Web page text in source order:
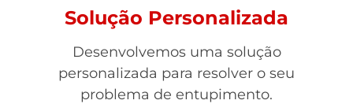
Solução Personalizada
Desenvolvemos uma solução
personalizada para resolver o seu
problema de entupimento.